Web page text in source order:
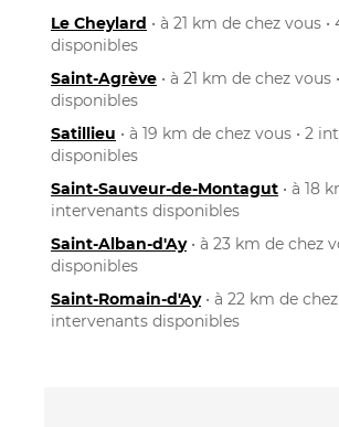
Le Cheylard • à 21 km de chez vous
disponibles
Saint-Agrève • à 21 km de chez
disponibles
Satillieu • à 19 km de chez vous • 2
disponibles
Saint-Sauveur-de-Montagut • à 18
intervenants disponibles
Saint-Alban-d'Ay• à 23 km de chez
disponibles
Saint-Romain-d'Ay• à 22 km de chez
intervenants disponibles